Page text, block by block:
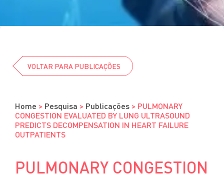
VOLTAR PARA PUBLICAÇÕES
Home > Pesquisa > Publicações > PULMONARY
CONGESTION EVALUATED BY LUNG ULTRASOUND
PREDICTS DECOMPENSATION IN HEART FAILURE
OUTPATIENTS
PULMONARY CONGESTION